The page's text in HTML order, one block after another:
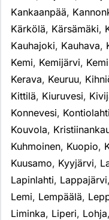
Kankaanpää,
Kärkölä, Kärsämäki,
Kauhajoki, Kauhava,
Kemi, Kemijärvi,
Kerava, Keuruu,
Kittilä, Kiuruvesi,
Konnevesi, Kontiolahti
Kouvola,
Kuhmoinen, Kuopio,
Kuusamo, Kyyjärvi,
Lapinlahti, Lappajärvi,
Lemi, Lempäälä,
Liminka, Liperi, Lohja,